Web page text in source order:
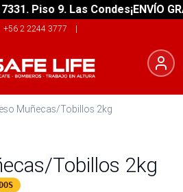
Piso 9. Las Condes¡ENVÍO
+56 2 2244 3777 |
Muñecas/Tobillos 2kg
Tobillos 2kg